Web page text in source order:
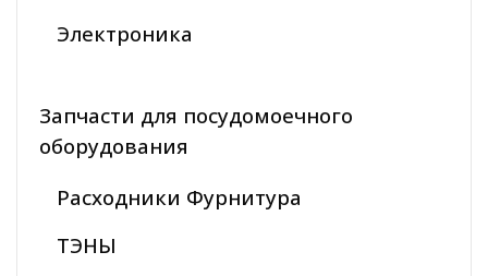
Электроника
Запчасти для посудомоечного
оборудования
Расходники Фурнитура
ТЭНЫ